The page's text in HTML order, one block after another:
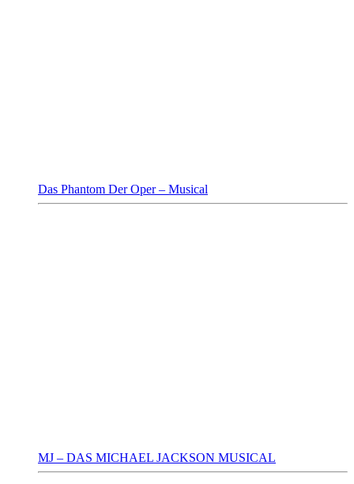
Das Phantom Der Oper – Musical
MJ – DAS MICHAEL JACKSON MUSICAL